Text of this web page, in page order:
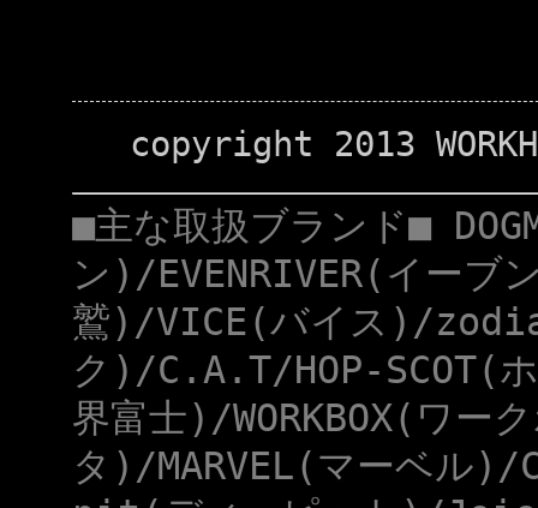
copyright 2013
■主な取扱ブランド■
ン)/EVENRIVER(イーブ
鷲)/VICE(バイス)/
ク)/C.A.T/HOP-
界富士)/WORKBOX(ワ
タ)/MARVEL(マーベル